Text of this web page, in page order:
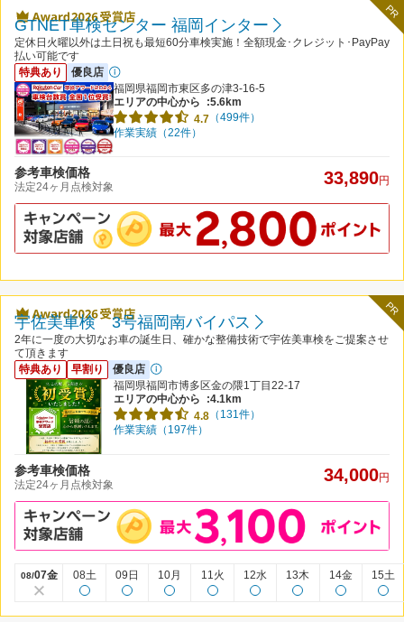
PR
GTNET車検センター 福岡インター
定休日火曜以外は土日祝も最短60分車検実施！全額現金･クレジット･PayPay
払い可能です
特典あり
優良店
福岡県福岡市東区多の津3-16-5
エリアの中心から
:5.6km
4.7 （499件）
作業実績（22件）
参考車検価格
法定24ヶ月点検対象 33,890円
PR
宇佐美車検 3号福岡南バイパス
2年に一度の大切なお車の誕生日、確かな整備技術で宇佐美車検をご提案させ
て頂きます
特典あり
早割り
優良店
福岡県福岡市博多区金の隈1丁目22-17
エリアの中心から
:4.1km
4.8 （131件）
作業実績（197件）
参考車検価格
法定24ヶ月点検対象 34,000円
08/07金 08土 09日 10月 11火 12水 13木 14金 15土